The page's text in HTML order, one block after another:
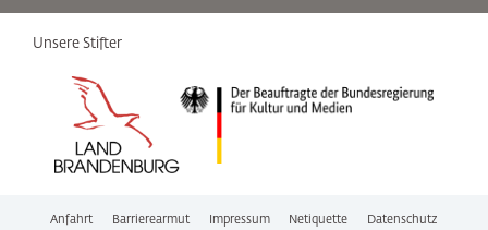
Unsere Stifter
Anfahrt Barrierearmut Impressum Netiquette Datenschutz